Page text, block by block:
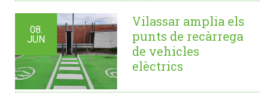
08.
JUN
Vilassar amplia els
punts de recàrrega
de vehicles
elèctrics